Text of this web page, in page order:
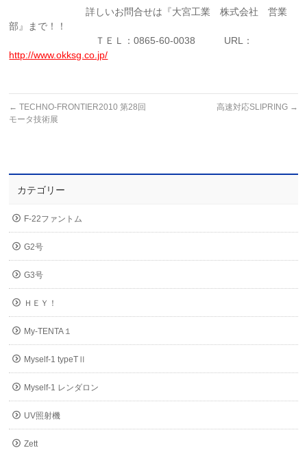
詳しいお問合せは『大宮工業 株式会社 営業
部』まで！！
ＴＥＬ：0865-60-0038 URL：
http://www.okksg.co.jp/
← TECHNO-FRONTIER2010 第28回
モータ技術展
高速対応SLIPRING →
カテゴリー
F-22ファントム
G2号
G3号
ＨＥＹ！
My-TENTA１
Myself-1 typeTⅡ
Myself-1 レンダロン
UV照射機
Zett